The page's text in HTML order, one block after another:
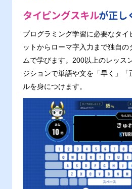
タイピングスキルが正し
プログラミング学習に必要なタイ
ットからローマ字入力まで独自の
ムで学びます。200以上のレッス
ジションで単語や文を「早く」「
ルを身につけます。